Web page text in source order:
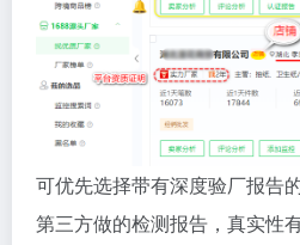
可优先选择带有深度验厂报告
第三方做的检测报告，真实性